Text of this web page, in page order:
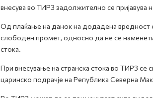
внесува во ТИРЗ задолжително се пријавува
Од плаќање на данок на додадена вредност
слободен промет, односно да не се
стока.
При внесување на странска стока во ТИРЗ се
царинско подрачје на Република Северна